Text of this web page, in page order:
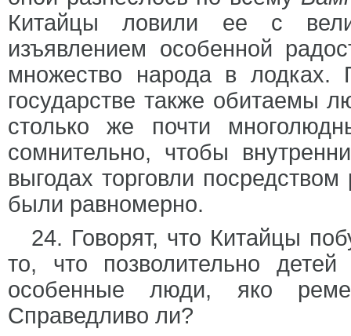
Китайцы ловили ее с
изъявлением особенной
множество народа в
государстве также обитаемы
столько же почти
сомнительно, чтобы
выгодах торговли
были равномерно.
24. Говорят, что Китайцы
то, что позволительно
особенные люди, яко
Справедливо ли?